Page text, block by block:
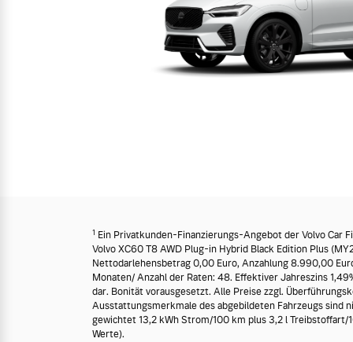
Mehr erfahren
Frühjahrscheck
Entdecken Sie unsere saisonalen
1 Ein Privatkunden-Finanzierungs-Angebot der Volvo Car
Volvo XC60 T8 AWD Plug-in Hybrid Black Edition Plus
Nettodarlehensbetrag 0,00 Euro, Anzahlung 8.990,00
Monaten/ Anzahl der Raten: 48. Effektiver Jahreszins
dar. Bonität vorausgesetzt. Alle Preise zzgl.
Ausstattungsmerkmale des abgebildeten Fahrzeugs sind
gewichtet 13,2 kWh Strom/100 km plus 3,2 l Treibstoffart/
Werte).